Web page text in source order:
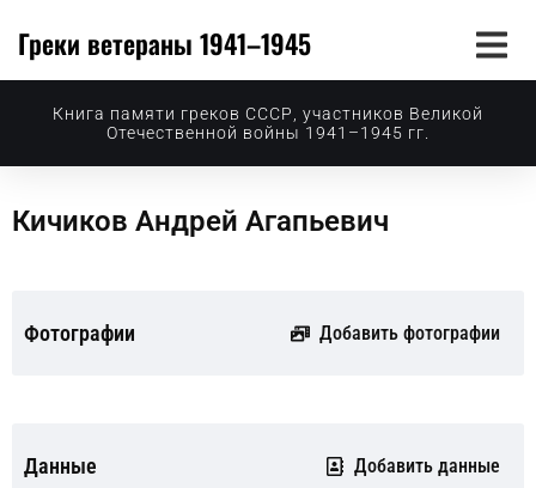
Греки ветераны 1941–1945
Книга памяти греков СССР, участников Великой
Отечественной войны 1941–1945 гг.
Кичиков Андрей Агапьевич
Фотографии Добавить фотографии
Данные Добавить данные